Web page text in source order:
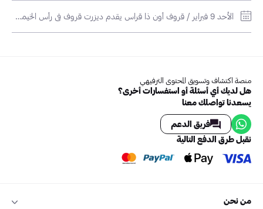
الأحد 9 فبراير / قروف أون ذا قراس يقدم ديزرت قروف في رأس الخيمة 2025 / ذا دونز - رأس الخيمة
منصة اكتشاف وتسويق المحتوى الترفيهي
هل لديك أي أسئلة أو استفسارات أخرى؟
يسعدنا تواصلك معنا
فريق الدعم
نقبل طرق الدفع التالية
من نحن